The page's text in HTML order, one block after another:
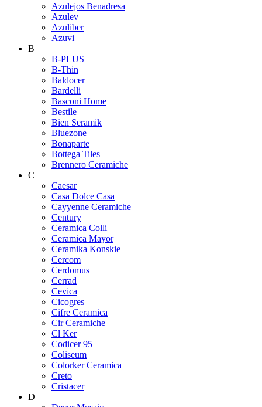
Azulejos Benadresa
Azulev
Azuliber
Azuvi
B
B-PLUS
B-Thin
Baldocer
Bardelli
Basconi Home
Bestile
Bien Seramik
Bluezone
Bonaparte
Bottega Tiles
Brennero Ceramiche
C
Caesar
Casa Dolce Casa
Cayyenne Ceramiche
Century
Ceramica Colli
Ceramica Mayor
Ceramika Konskie
Cercom
Cerdomus
Cerrad
Cevica
Cicogres
Cifre Ceramica
Cir Ceramiche
Cl Ker
Codicer 95
Coliseum
Colorker Ceramica
Creto
Cristacer
D